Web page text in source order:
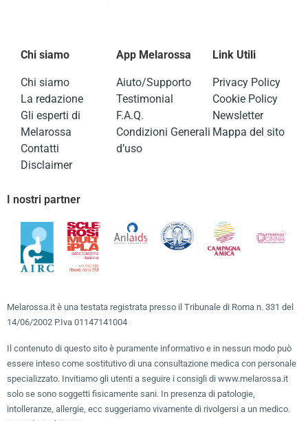
Chi siamo
Chi siamo
La redazione
Gli esperti di
Melarossa
Contatti
Disclaimer
App Melarossa
Aiuto/Supporto
Testimonial
F.A.Q.
Condizioni Generali
d’uso
Link Utili
Privacy Policy
Cookie Policy
Newsletter
Mappa del sito
I nostri partner
Melarossa.it è una testata registrata presso il Tribunale di Roma n. 331 del
14/06/2002 P.Iva 01147141004
Il contenuto di questo sito è puramente informativo e in nessun modo può
essere inteso come sostitutivo di una consultazione medica con personale
specializzato. Invitiamo gli utenti a seguire i consigli di www.melarossa.it
solo se sono soggetti fisicamente sani. In presenza di patologie,
intolleranze, allergie, ecc suggeriamo vivamente di rivolgersi a un medico.